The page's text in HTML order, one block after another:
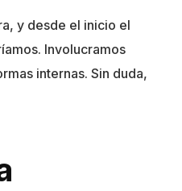
y desde el inicio el
Involucramos
internas. Sin duda,